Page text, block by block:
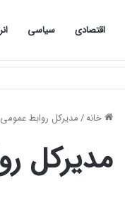
اقتصادی سیاسی
خانه/مدیرکل روابط عمومی
مدیرکل